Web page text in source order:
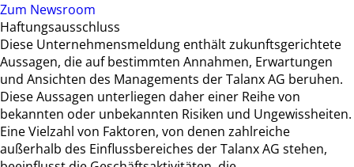
Zum Newsroom
Haftungsausschluss
Diese Unternehmensmeldung enthält zukunftsgerichtete
Aussagen, die auf bestimmten Annahmen, Erwartungen
und Ansichten des Managements der Talanx AG beruhen.
Diese Aussagen unterliegen daher einer Reihe von
bekannten oder unbekannten Risiken und Ungewissheiten.
Eine Vielzahl von Faktoren, von denen zahlreiche
außerhalb des Einflussbereiches der Talanx AG stehen,